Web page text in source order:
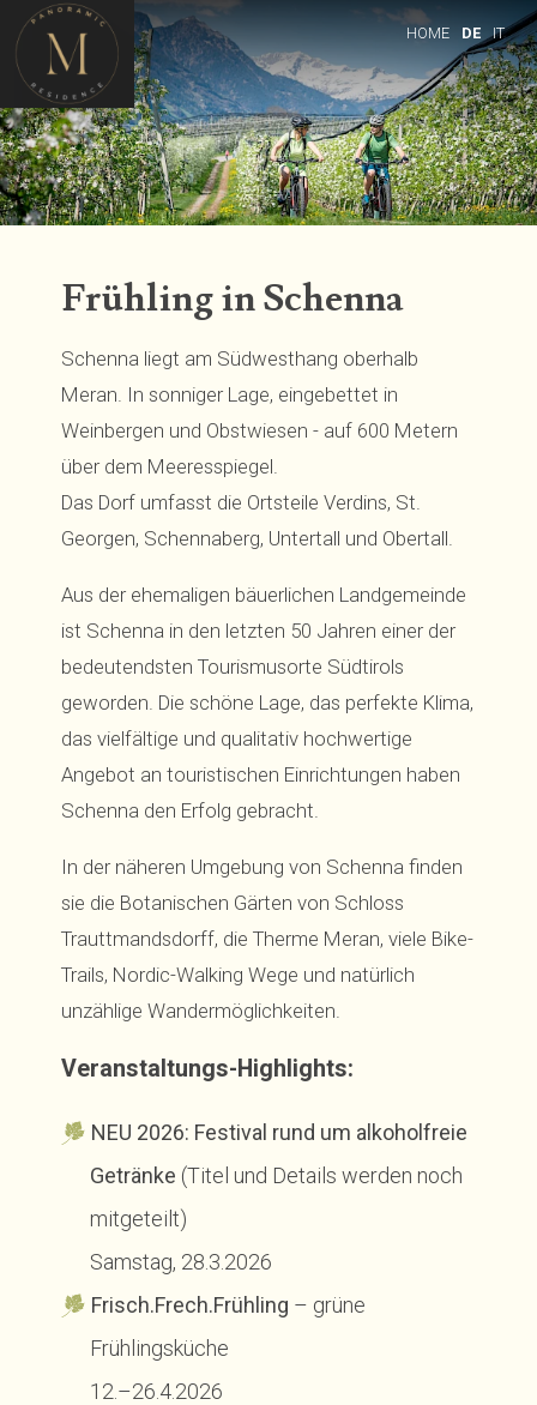
Skip to content
HOME DE IT
Frühling in Schenna
Schenna liegt am Südwesthang oberhalb
Meran. In sonniger Lage, eingebettet in
Weinbergen und Obstwiesen - auf 600 Metern
über dem Meeresspiegel.
Das Dorf umfasst die Ortsteile Verdins, St.
Georgen, Schennaberg, Untertall und Obertall.
Aus der ehemaligen bäuerlichen Landgemeinde
ist Schenna in den letzten 50 Jahren einer der
bedeutendsten Tourismusorte Südtirols
geworden. Die schöne Lage, das perfekte Klima,
das vielfältige und qualitativ hochwertige
Angebot an touristischen Einrichtungen haben
Schenna den Erfolg gebracht.
In der näheren Umgebung von Schenna finden
sie die Botanischen Gärten von Schloss
Trauttmandsdorff, die Therme Meran, viele Bike-
Trails, Nordic-Walking Wege und natürlich
unzählige Wandermöglichkeiten.
Veranstaltungs-Highlights:
NEU 2026: Festival rund um alkoholfreie
Getränke (Titel und Details werden noch
mitgeteilt)
Samstag, 28.3.2026
Frisch.Frech.Frühling – grüne
Frühlingsküche
12.–26.4.2026